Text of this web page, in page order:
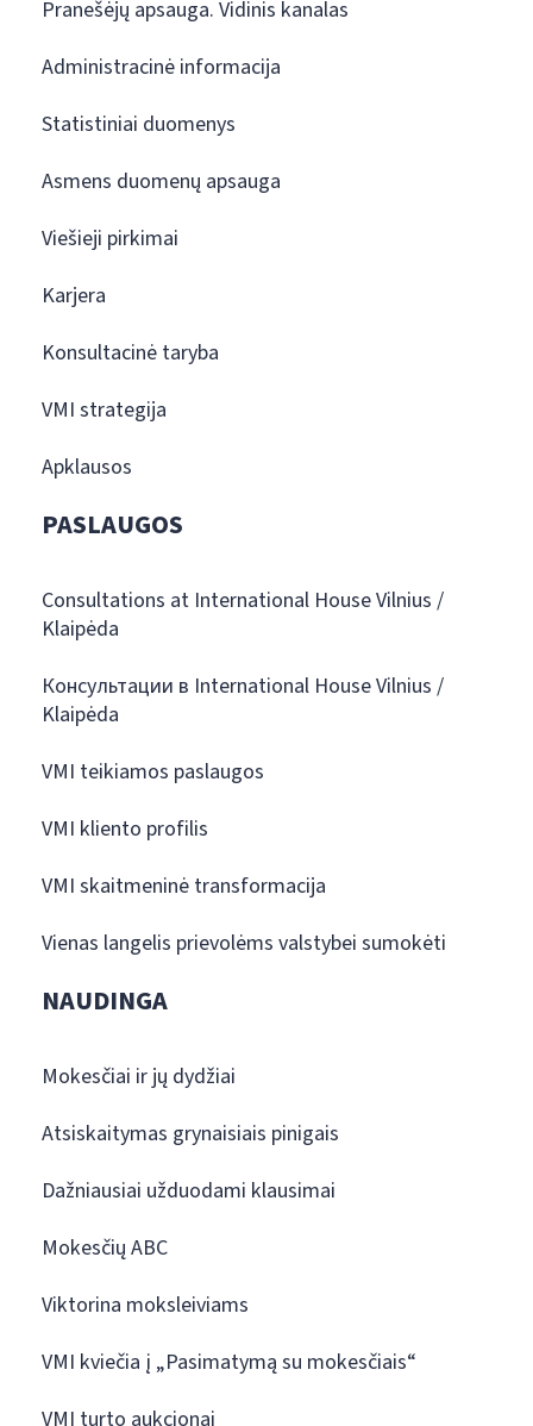
Pranešėjų apsauga. Vidinis kanalas
Administracinė informacija
Statistiniai duomenys
Asmens duomenų apsauga
Viešieji pirkimai
Karjera
Konsultacinė taryba
VMI strategija
Apklausos
PASLAUGOS
Consultations at International House Vilnius /
Klaipėda
Консультации в International House Vilnius /
Klaipėda
VMI teikiamos paslaugos
VMI kliento profilis
VMI skaitmeninė transformacija
Vienas langelis prievolėms valstybei sumokėti
NAUDINGA
Mokesčiai ir jų dydžiai
Atsiskaitymas grynaisiais pinigais
Dažniausiai užduodami klausimai
Mokesčių ABC
Viktorina moksleiviams
VMI kviečia į „Pasimatymą su mokesčiais“
VMI turto aukcionai